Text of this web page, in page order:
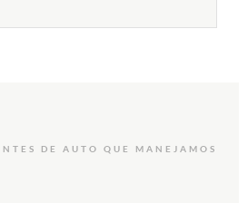
DE AUTO QUE MANEJAMOS